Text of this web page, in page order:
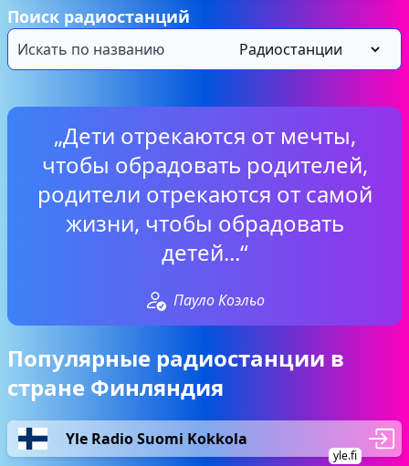
Поиск радиостанций
„Дети отрекаются от мечты,
чтобы обрадовать родителей,
родители отрекаются от самой
жизни, чтобы обрадовать
детей...“
Пауло Коэльо
Популярные радиостанции в
стране Финляндия
Yle Radio Suomi Kokkola
yle.fi